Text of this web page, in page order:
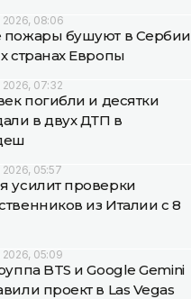
2026, 08:06
пожары бушуют в Сербии
странах Европы
2026, 07:32
погибли и десятки
в двух ДТП в
2026, 05:57
усилит проверки
из Италии с 8
2026, 05:09
BTS и Google Gemini
проект в Las Vegas